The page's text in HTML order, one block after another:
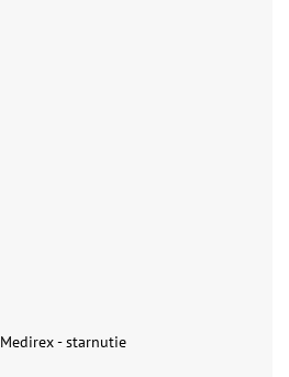
Medirex - starnutie